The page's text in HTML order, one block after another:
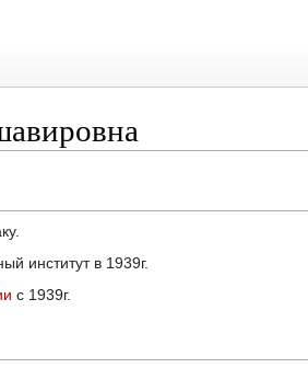
институт в 1939г.
с 1939г.